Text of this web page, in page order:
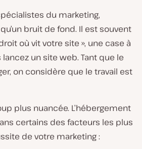
du marketing,
bruit de fond. Il est souvent
où vit votre site », une case à
un site web. Tant que le
on considère que le travail est
plus nuancée. L’hébergement
certains des facteurs les plus
de votre marketing :